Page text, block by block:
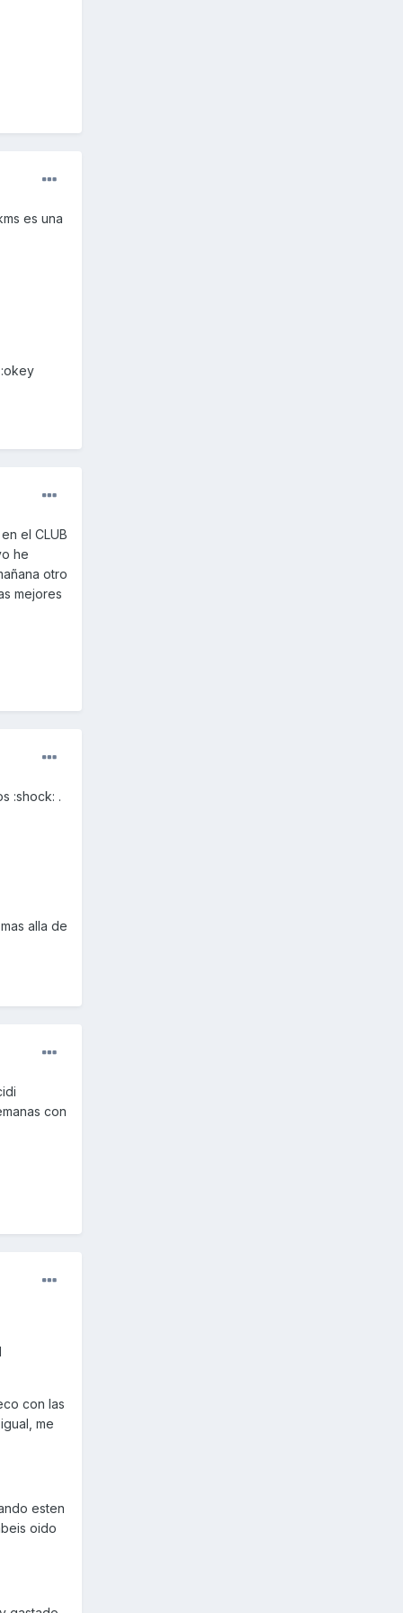
es una
el CLUB
he
otro
mejores
:shock: .
alla de
con
con las
me
esten
oido